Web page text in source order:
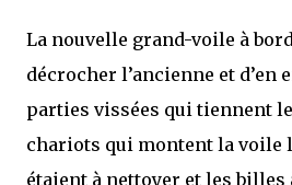
La nouvelle grand-voile à
décrocher l’ancienne et d’en
parties vissées qui tiennent
chariots qui montent la voile
étaient à nettoyer et les billes